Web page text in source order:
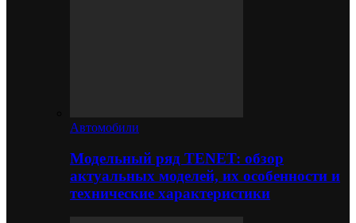
Автомобили
Модельный ряд TENET: обзор
актуальных моделей, их особенности и
технические характеристики